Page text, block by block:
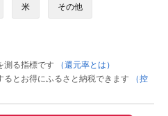
米 その他
測る指標です
（還元率とは）
とお得にふるさと納税できます
（控